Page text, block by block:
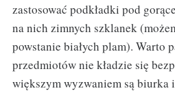
zastosować podkładki pod
na nich zimnych szklanek
powstanie białych plam). Warto
przedmiotów nie kładzie się
większym wyzwaniem są biurka